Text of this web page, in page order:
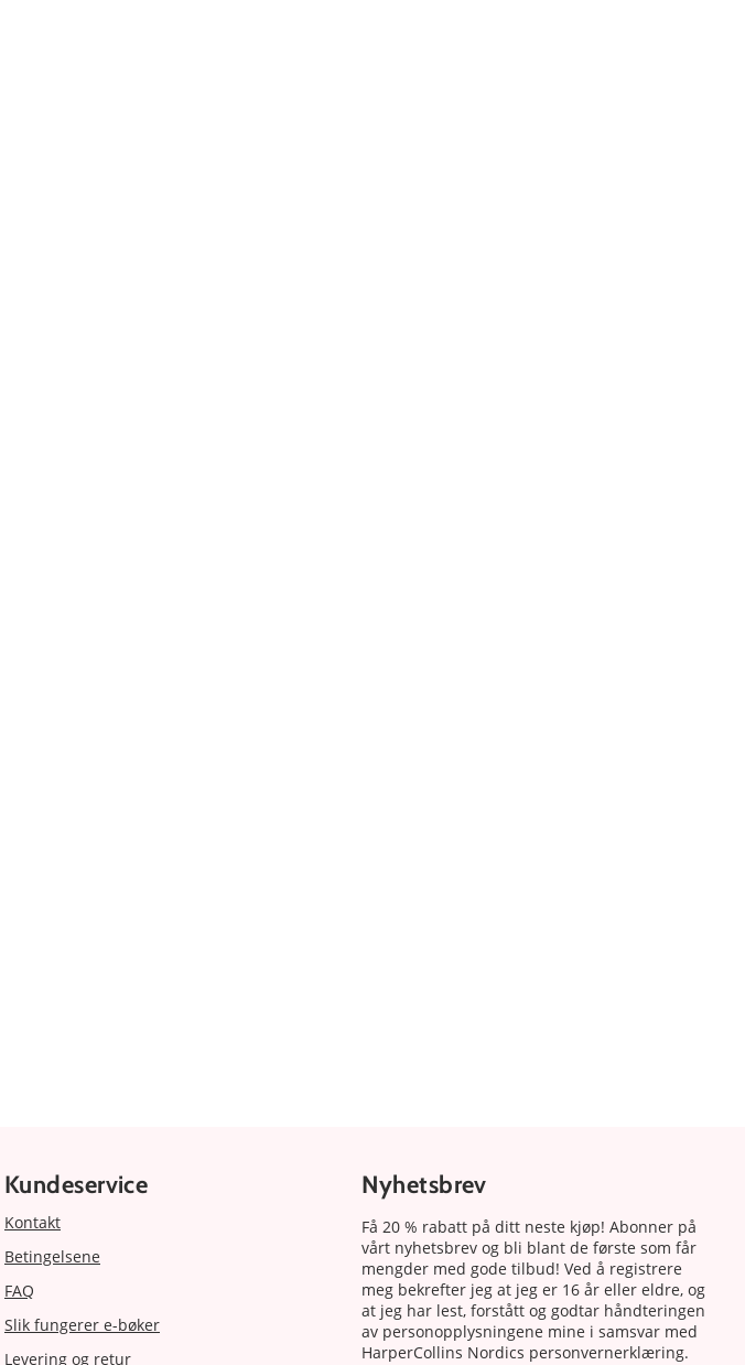
Kundeservice
Kontakt
Betingelsene
FAQ
Slik fungerer e-bøker
Levering og retur
Nyhetsbrev
Få 20 % rabatt på ditt neste kjøp! Abonner på
vårt nyhetsbrev og bli blant de første som får
mengder med gode tilbud! Ved å registrere
meg bekrefter jeg at jeg er 16 år eller eldre, og
at jeg har lest, forstått og godtar håndteringen
av personopplysningene mine i samsvar med
HarperCollins Nordics personvernerklæring.